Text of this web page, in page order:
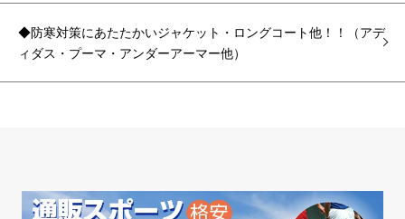
◆防寒対策にあたたかいジャケット・ロングコート他！！（アデ
ィダス・プーマ・アンダーアーマー他）